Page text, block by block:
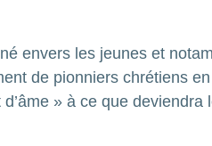
envers les jeunes et
de pionniers chrétiens
» à ce que deviendra